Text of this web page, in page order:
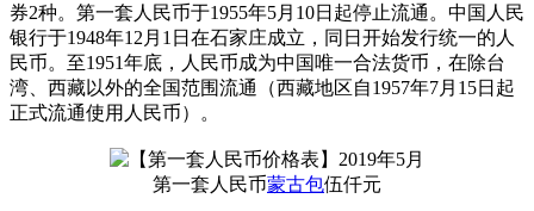
券2种。 第一套人民币于1955年5月10日起停止流通。 中国人民
银行于1948年12月1日在石家庄成立，同日开始发行统一的人
民币。至1951年底，人民币成为中国唯一合法货币，在除台
湾、西藏以外的全国范围流通（西藏地区自1957年7月15日起
正式流通使用人民币）。
第一套人民币蒙古包伍仟元